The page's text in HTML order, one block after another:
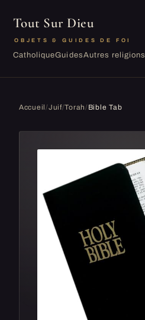
Tout Sur Dieu
OBJETS & GUIDES DE FOI
CatholiqueGuidesAutres religions
Accueil/Juif/Torah/ Bible Tab